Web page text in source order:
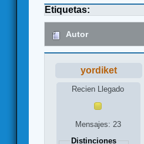
Etiquetas:
Autor
yordiket
Recien Llegado
Mensajes: 23
Distinciones